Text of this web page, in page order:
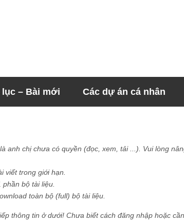
lục – Bài mới Các dự án cá nhân
chị chưa có quyền (đọc, xem, tải ...). Vui lòng
viết trong giới hạn.
bộ tài liệu.
toàn bộ (full) bộ tài liệu.
thông tin ở dưới! Chưa biết cách đăng nhập hoặc